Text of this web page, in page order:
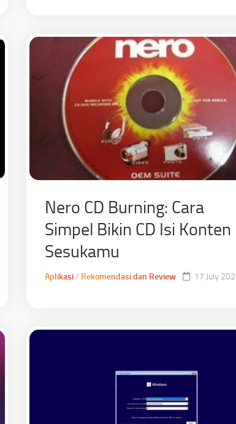
Nero CD Burning: Cara
Simpel Bikin CD Isi Konten
Sesukamu
Aplikasi/ Rekomendasi dan Review 17 July